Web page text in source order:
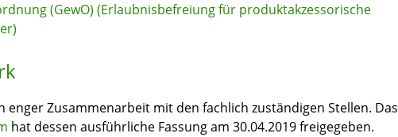
(GewO) (Erlaubnisbefreiung für produktakzessorische
enger Zusammenarbeit mit den fachlich zuständigen Stellen. Das
hat dessen ausführliche Fassung am 30.04.2019 freigegeben.